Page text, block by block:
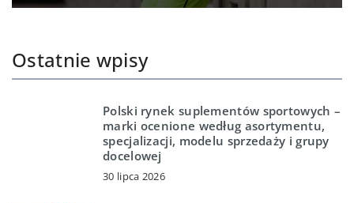
Ostatnie wpisy
Polski rynek suplementów sportowych –
marki ocenione według asortymentu,
specjalizacji, modelu sprzedaży i grupy
docelowej
30 lipca 2026